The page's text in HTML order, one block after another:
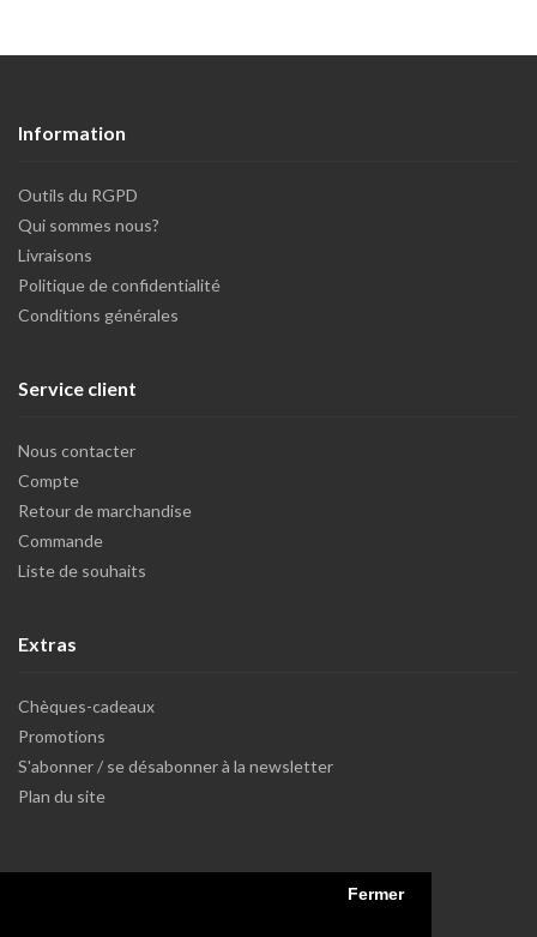
Fermer
Information
Outils du RGPD
Qui sommes nous?
Livraisons
Politique de confidentialité
Conditions générales
Service client
Nous contacter
Compte
Retour de marchandise
Commande
Liste de souhaits
Extras
Chèques-cadeaux
Promotions
S'abonner / se désabonner à la newsletter
Plan du site